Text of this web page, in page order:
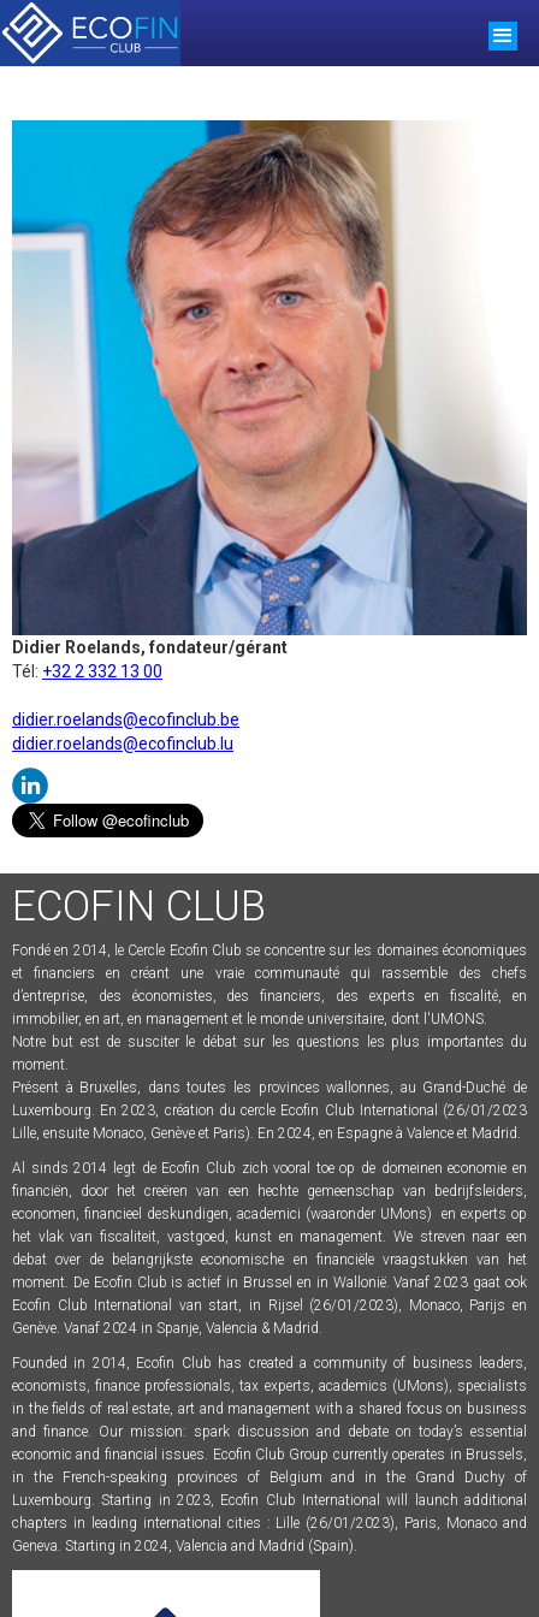
Didier Roelands, fondateur/gérant
Tél: +32 2 332 13 00
didier.roelands@ecofinclub.be
didier.roelands@ecofinclub.lu
ECOFIN CLUB
Fondé en 2014, le Cercle Ecofin Club se concentre sur les domaines économiques
et financiers en créant une vraie communauté qui rassemble des chefs
d’entreprise, des économistes, des financiers, des experts en fiscalité, en
immobilier, en art, en management et le monde universitaire, dont l'UMONS.
Notre but est de susciter le débat sur les questions les plus importantes du
moment.
Présent à Bruxelles, dans toutes les provinces wallonnes, au Grand-Duché de
Luxembourg. En 2023, création du cercle Ecofin Club International (26/01/2023
Lille, ensuite Monaco, Genève et Paris). En 2024, en Espagne à Valence et Madrid.
Al sinds 2014 legt de Ecofin Club zich vooral toe op de domeinen economie en
financiën, door het creëren van een hechte gemeenschap van bedrijfsleiders,
economen, financieel deskundigen, academici (waaronder UMons) en experts op
het vlak van fiscaliteit, vastgoed, kunst en management. We streven naar een
debat over de belangrijkste economische en financiële vraagstukken van het
moment. De Ecofin Club is actief in Brussel en in Wallonië. Vanaf 2023 gaat ook
Ecofin Club International van start, in Rijsel (26/01/2023), Monaco, Parijs en
Genève. Vanaf 2024 in Spanje, Valencia & Madrid.
Founded in 2014, Ecofin Club has created a community of business leaders,
economists, finance professionals, tax experts, academics (UMons), specialists
in the fields of real estate, art and management with a shared focus on business
and finance. Our mission: spark discussion and debate on today’s essential
economic and financial issues. Ecofin Club Group currently operates in Brussels,
in the French-speaking provinces of Belgium and in the Grand Duchy of
Luxembourg. Starting in 2023, Ecofin Club International will launch additional
chapters in leading international cities : Lille (26/01/2023), Paris, Monaco and
Geneva. Starting in 2024, Valencia and Madrid (Spain).